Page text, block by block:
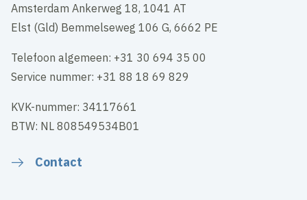
Amsterdam Ankerweg 18, 1041 AT
Elst (Gld) Bemmelseweg 106 G, 6662 PE
Telefoon algemeen: +31 30 694 35 00
Service nummer: +31 88 18 69 829
KVK-nummer: 34117661
BTW: NL 808549534B01
Contact